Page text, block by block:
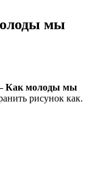
мы
Как молоды мы
рисунок как.